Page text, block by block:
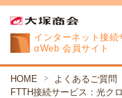
インターネット接続
αWeb 会員サイト
HOME
よくあるご質問
FTTH接続サービス：光ク